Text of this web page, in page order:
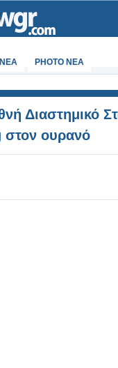
PHOTO NEA
Διαστημικό
στον ουρανό